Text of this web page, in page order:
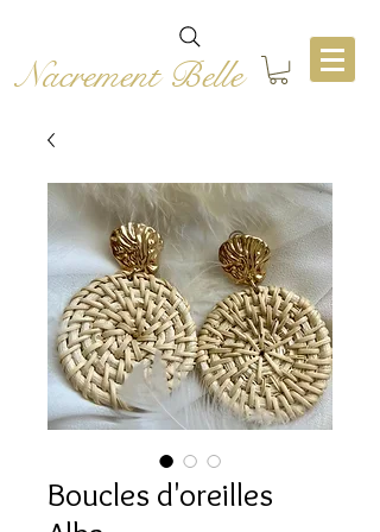
Nacrement Belle
Boucles d'oreilles